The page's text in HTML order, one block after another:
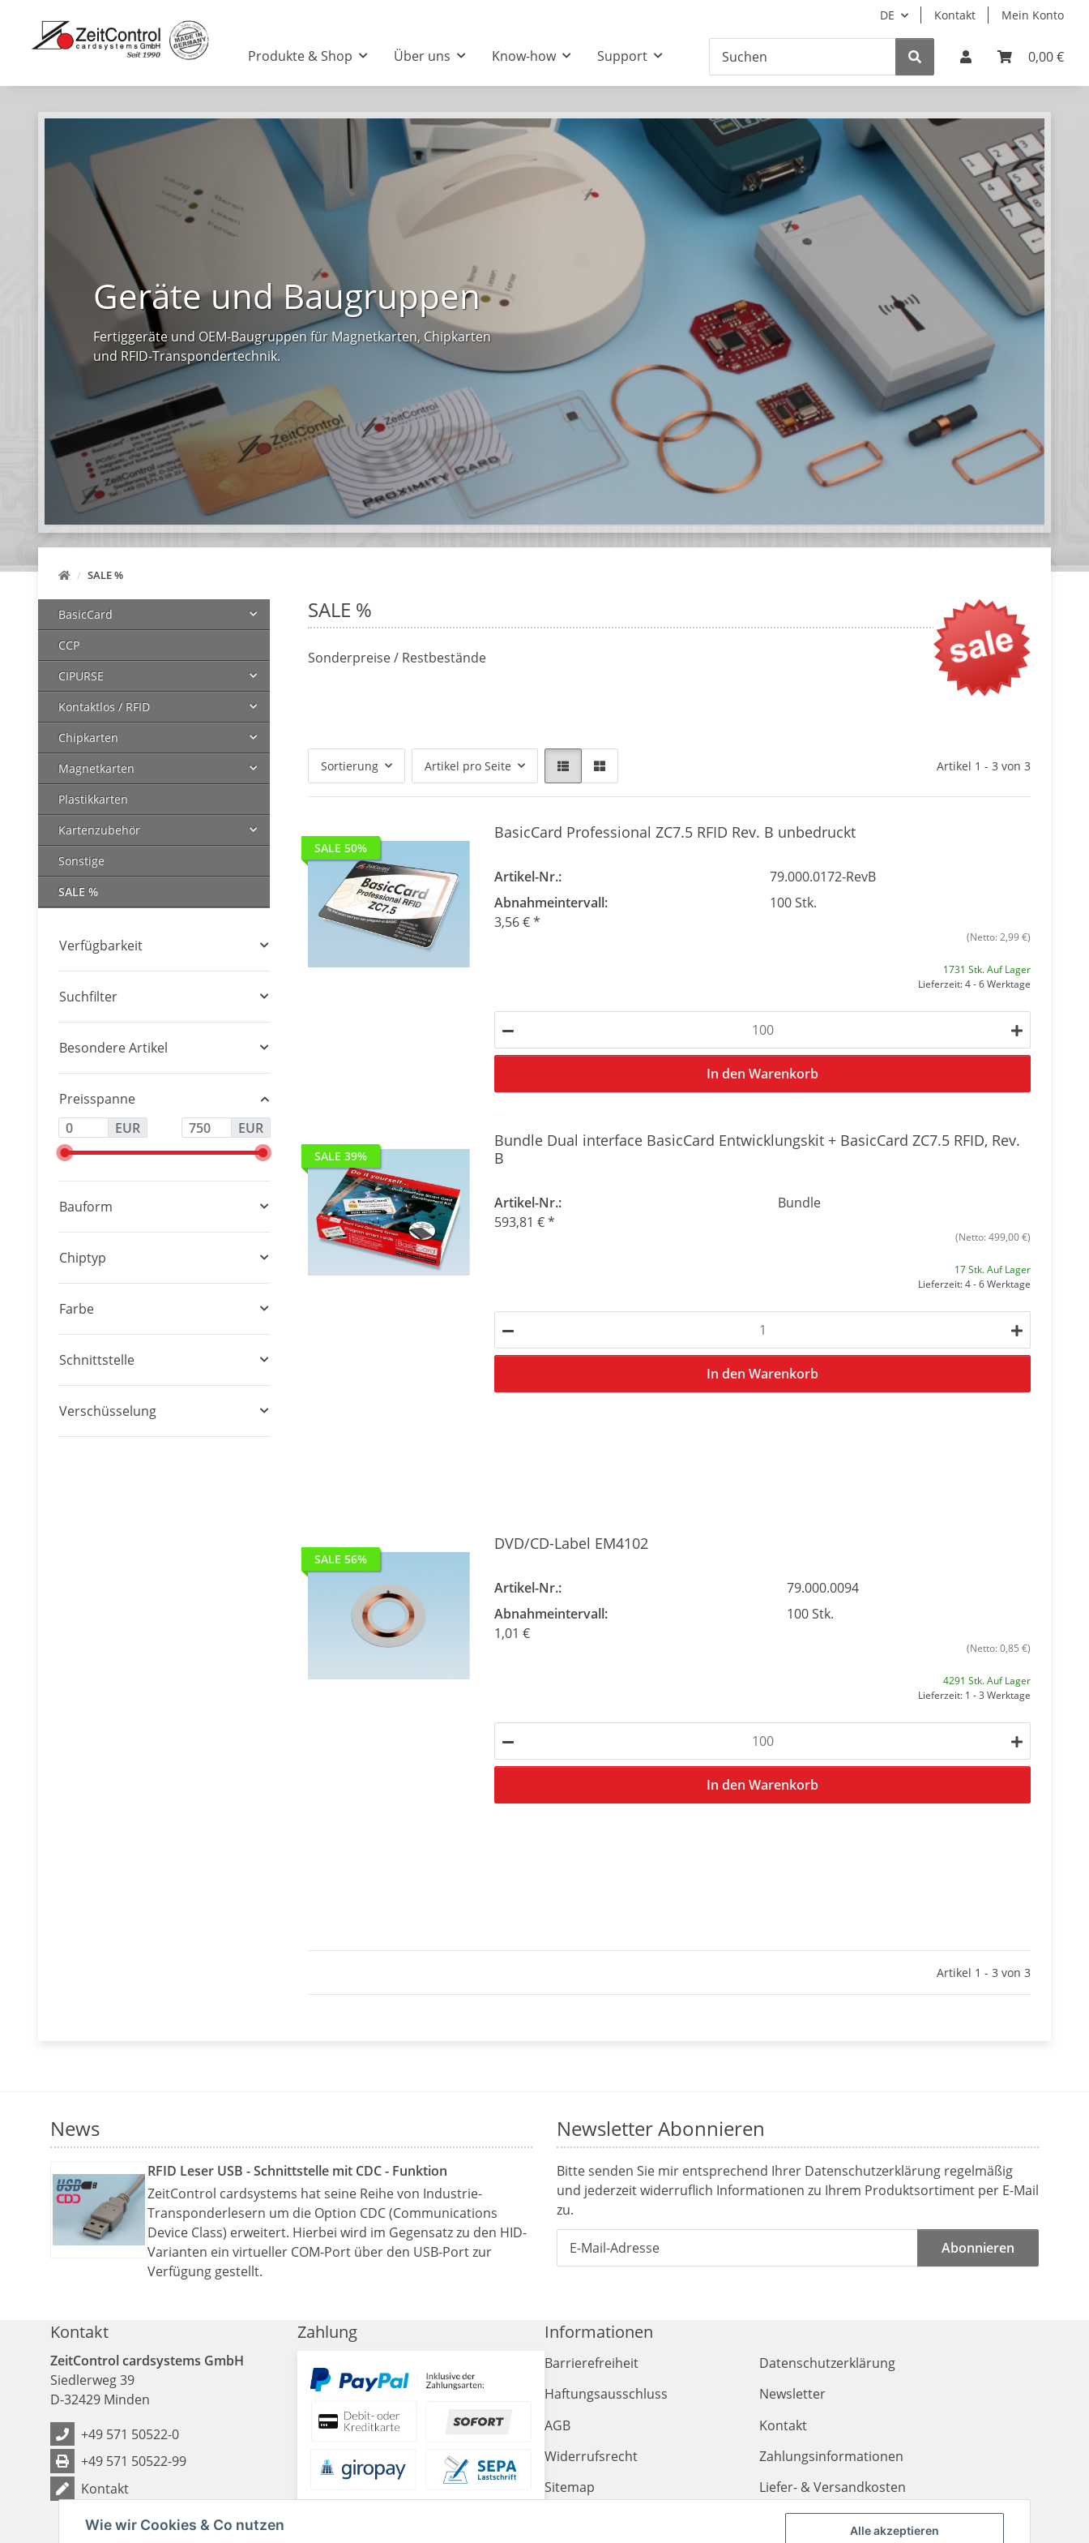
Alle akzeptieren
Wie wir Cookies & Co nutzen
DE Kontakt Mein Konto
0,00 €
Produkte & Shop Über uns Know-how Support
Geräte und Baugruppen
Fertiggeräte und OEM-Baugruppen für Magnetkarten, Chipkarten
und RFID-Transpondertechnik.
SALE %
SALE %
Sonderpreise / Restbestände
Sortierung Artikel pro Seite Artikel 1 - 3 von 3
SALE 50%
BasicCard Professional ZC7.5 RFID Rev. B unbedruckt
Artikel-Nr.:
79.000.0172-RevB
Abnahmeintervall:
100 Stk.
3,56 €*
(Netto: 2,99 €)
1731 Stk. Auf Lager
Lieferzeit: 4 - 6 Werktage
In den Warenkorb
SALE 39%
Bundle Dual interface BasicCard Entwicklungskit + BasicCard ZC7.5 RFID, Rev.
B
Artikel-Nr.:
Bundle
593,81 €*
(Netto: 499,00 €)
17 Stk. Auf Lager
Lieferzeit: 4 - 6 Werktage
In den Warenkorb
SALE 56%
DVD/CD-Label EM4102
Artikel-Nr.:
79.000.0094
Abnahmeintervall:
100 Stk.
1,01 €
(Netto: 0,85 €)
4291 Stk. Auf Lager
Lieferzeit: 1 - 3 Werktage
In den Warenkorb
Artikel 1 - 3 von 3
BasicCard
CCP
CIPURSE
Kontaktlos / RFID
Chipkarten
Magnetkarten
Plastikkarten
Kartenzubehör
Sonstige
SALE %
Verfügbarkeit
Suchfilter
Besondere Artikel
Preisspanne
EUR
EUR
Bauform
Chiptyp
Farbe
Schnittstelle
Verschüsselung
News
RFID Leser USB - Schnittstelle mit CDC - Funktion
ZeitControl cardsystems hat seine Reihe von Industrie-
Transponderlesern um die Option CDC (Communications
Device Class) erweitert. Hierbei wird im Gegensatz zu den HID-
Varianten ein virtueller COM-Port über den USB-Port zur
Verfügung gestellt.
Newsletter Abonnieren
Bitte senden Sie mir entsprechend Ihrer Datenschutzerklärung regelmäßig
und jederzeit widerruflich Informationen zu Ihrem Produktsortiment per E-Mail
zu.
Abonnieren
Kontakt
ZeitControl cardsystems GmbH
Siedlerweg 39
D-32429 Minden
+49 571 50522-0
+49 571 50522-99
Kontakt
Zahlung Informationen
Barrierefreiheit
Datenschutzerklärung
Haftungsausschluss
Newsletter
AGB
Kontakt
Widerrufsrecht
Zahlungsinformationen
Sitemap
Liefer- & Versandkosten